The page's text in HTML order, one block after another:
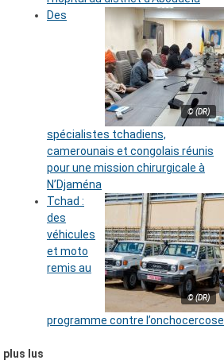
© (DR)
Des
spécialistes tchadiens,
camerounais et congolais réunis
pour une mission chirurgicale à
N’Djaména
© (DR)
Tchad :
des
véhicules
et moto
remis au
programme contre l’onchocercose
plus lus